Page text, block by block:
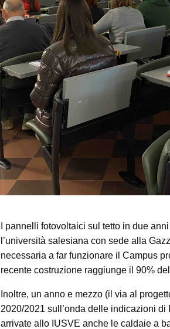
I pannelli fotovoltaici sul tetto in due
l’università salesiana con sede alla
necessaria a far funzionare il Campus
recente costruzione raggiunge il 90%
Inoltre, un anno e mezzo (il via al
2020/2021 sull’onda delle indicazioni
arrivate allo IUSVE anche le caldaie a